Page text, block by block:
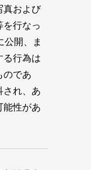
真および
を行なっ
公開、ま
る行為は
のであ
され、あ
能性があ